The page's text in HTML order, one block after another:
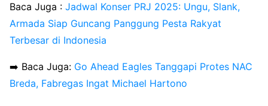
Baca Juga : Jadwal Konser PRJ 2025: Ungu, Slank,
Armada Siap Guncang Panggung Pesta Rakyat
Terbesar di Indonesia
➡️ Baca Juga: Go Ahead Eagles Tanggapi Protes NAC
Breda, Fabregas Ingat Michael Hartono